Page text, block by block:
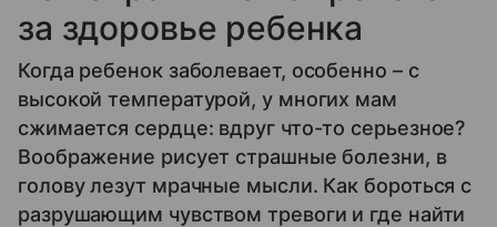
за здоровье ребенка
Когда ребенок заболевает, особенно – с
высокой температурой, у многих мам
сжимается сердце: вдруг что-то серьезное?
Воображение рисует страшные болезни, в
голову лезут мрачные мысли. Как бороться с
разрушающим чувством тревоги и где найти